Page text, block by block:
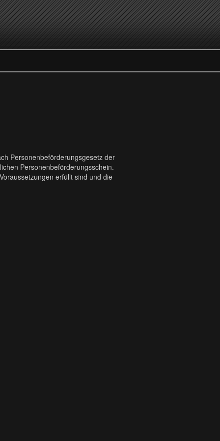
Personenbeförderungsgesetz der
Personenbeförderungsschein.
erfüllt sind und die